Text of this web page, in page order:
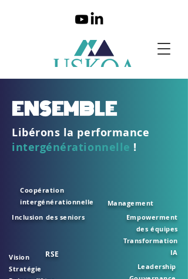
ENSEMBLE
Libérons la performance
intergénérationnelle !
Coopération
intergénérationnelle
Inclusion des seniors
RSE
Vision
Stratégie
Management
Empowerment
des équipes
Transformation
IA
Leadership